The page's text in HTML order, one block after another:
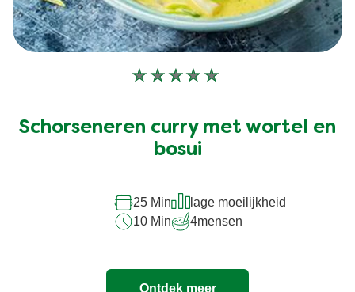
Geen
ingediend
voor
Schorseneren curry met wortel en
bosui
25 Min
lage moeilijkheid
10 Min
4mensen
Ontdek meer